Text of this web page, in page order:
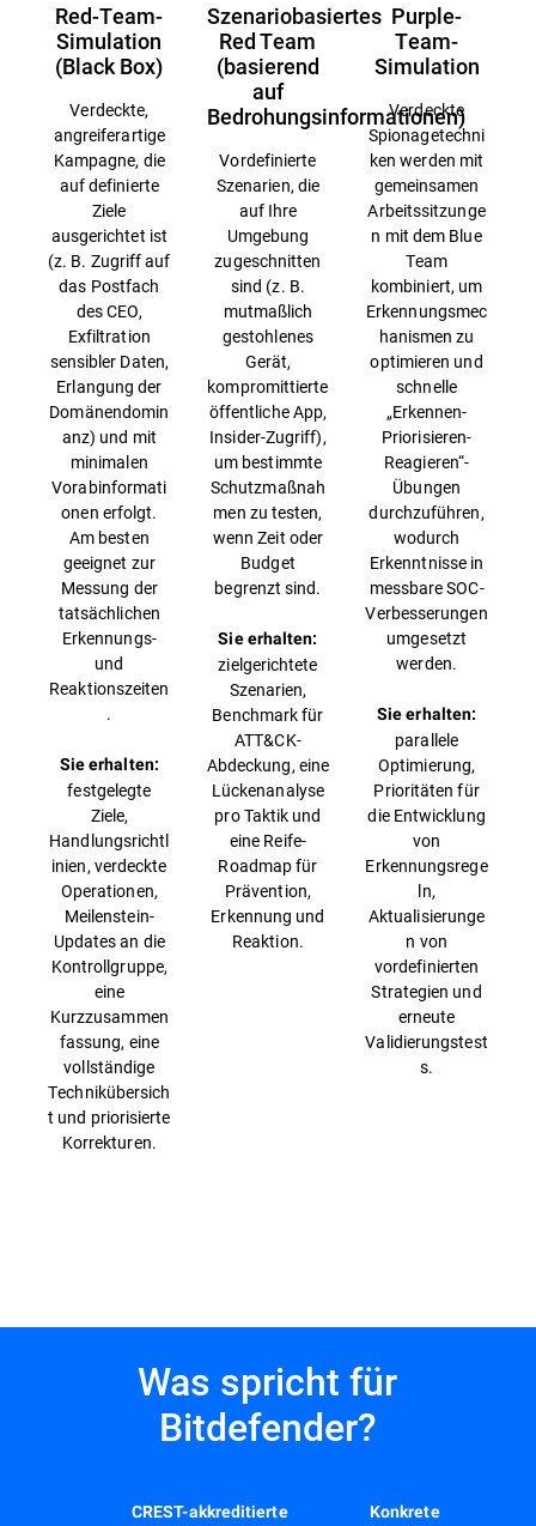
Red-Team-
Simulation
(Black Box)
Verdeckte,
angreiferartige
Kampagne, die
auf definierte
Ziele
ausgerichtet ist
(z. B. Zugriff auf
das Postfach
des CEO,
Exfiltration
sensibler Daten,
Erlangung der
Domänendomin
anz) und mit
minimalen
Vorabinformati
onen erfolgt.
Am besten
geeignet zur
Messung der
tatsächlichen
Erkennungs-
und
Reaktionszeiten
.
Sie erhalten:
festgelegte
Ziele,
Handlungsrichtl
inien, verdeckte
Operationen,
Meilenstein-
Updates an die
Kontrollgruppe,
eine
Kurzzusammen
fassung, eine
vollständige
Technikübersich
t und priorisierte
Korrekturen.
Szenariobasiertes
Red Team
(basierend
auf
Bedrohungsinformationen)
Vordefinierte
Szenarien, die
auf Ihre
Umgebung
zugeschnitten
sind (z. B.
mutmaßlich
gestohlenes
Gerät,
kompromittierte
öffentliche App,
Insider-Zugriff),
um bestimmte
Schutzmaßnah
men zu testen,
wenn Zeit oder
Budget
begrenzt sind.
Sie erhalten:
zielgerichtete
Szenarien,
Benchmark für
ATT&CK-
Abdeckung, eine
Lückenanalyse
pro Taktik und
eine Reife-
Roadmap für
Prävention,
Erkennung und
Reaktion.
Purple-
Team-
Simulation
Verdeckte
Spionagetechni
ken werden mit
gemeinsamen
Arbeitssitzunge
n mit dem Blue
Team
kombiniert, um
Erkennungsmec
hanismen zu
optimieren und
schnelle
„Erkennen-
Priorisieren-
Reagieren“-
Übungen
durchzuführen,
wodurch
Erkenntnisse in
messbare SOC-
Verbesserungen
umgesetzt
werden.
Sie erhalten:
parallele
Optimierung,
Prioritäten für
die Entwicklung
von
Erkennungsrege
ln,
Aktualisierunge
n von
vordefinierten
Strategien und
erneute
Validierungstest
s.
Was spricht für
Bitdefender?
CREST-akkreditierte Konkrete